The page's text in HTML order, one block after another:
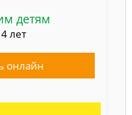
детям
лет
онлайн